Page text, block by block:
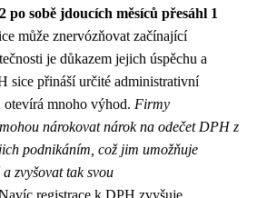
po sobě jdoucích měsíců přesáhl 1
může znervózňovat začínající
je důkazem jejich úspěchu a
sice přináší určité administrativní
mnoho výhod. Firmy
nárokovat nárok na odečet DPH z
podnikáním, což jim umožňuje
zvyšovat tak svou
registrace k DPH zvyšuje